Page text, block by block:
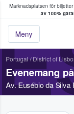
Marknadsplatsen för
av 100%
Meny
köper
Portugal/District of
Evenemang
Av. Eusébio da Silva